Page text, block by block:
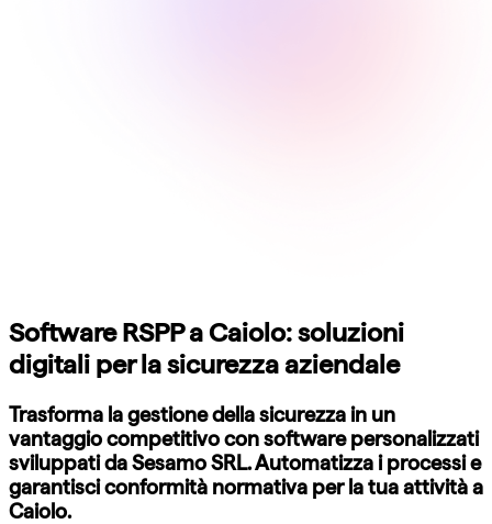
Software RSPP a Caiolo: soluzioni
digitali per la sicurezza aziendale
Trasforma la gestione della sicurezza in un
vantaggio competitivo con software personalizzati
sviluppati da Sesamo SRL. Automatizza i processi e
garantisci conformità normativa per la tua attività a
Caiolo.